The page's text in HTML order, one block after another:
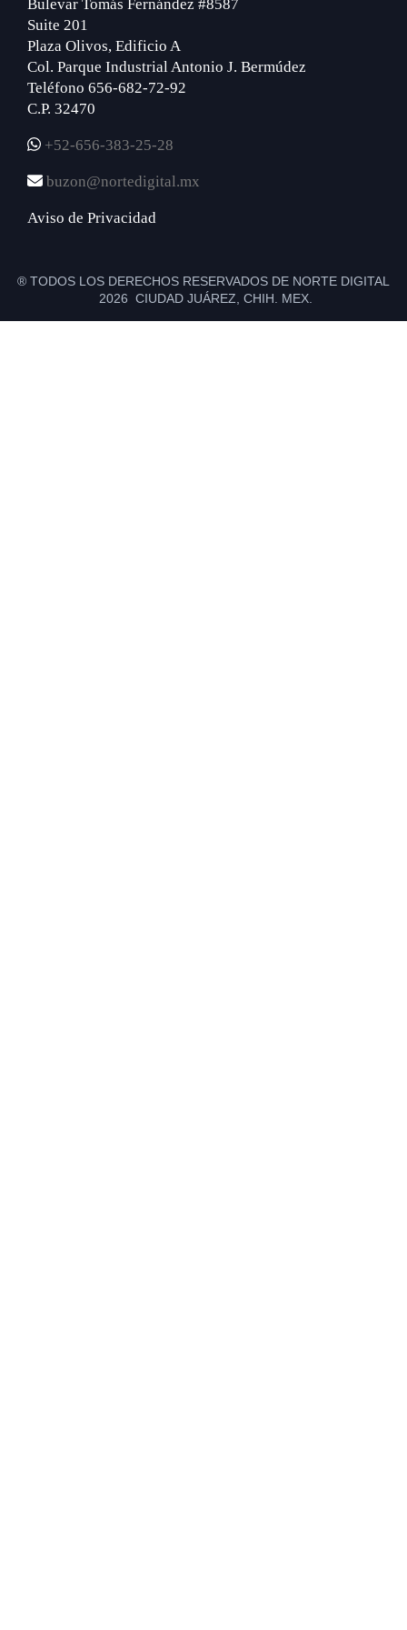
Bulevar Tomás Fernández #8587
Suite 201
Plaza Olivos, Edificio A
Col. Parque Industrial Antonio J. Bermúdez
Teléfono 656-682-72-92
C.P. 32470
+52-656-383-25-28
buzon@nortedigital.mx
Aviso de Privacidad
® TODOS LOS DERECHOS RESERVADOS DE NORTE DIGITAL
2026 CIUDAD JUÁREZ, CHIH. MEX.